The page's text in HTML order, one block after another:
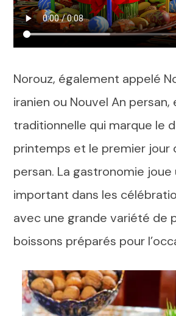
Norouz, également appelé
iranien ou Nouvel An
traditionnelle qui marque le
printemps et le premier jour
persan. La gastronomie joue
important dans les
avec une grande variété de
boissons préparés pour